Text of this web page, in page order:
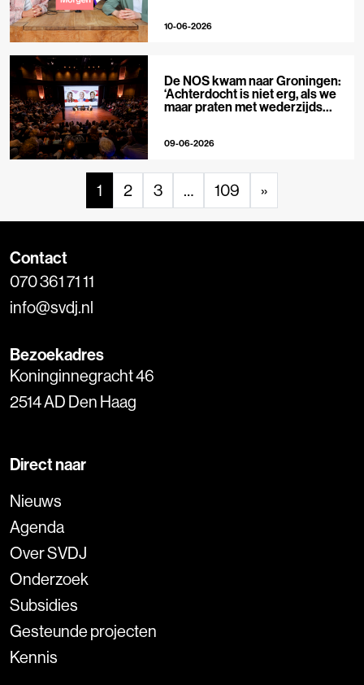
10-06-2026
De NOS kwam naar Groningen:
‘Achterdocht is niet erg, als we
maar praten met wederzijds
09-06-2026
1 2 3 … 109 »
Contact
070 361 71 11
info@svdj.nl
Bezoekadres
Koninginnegracht 46
2514 AD Den Haag
Direct naar
Nieuws
Agenda
Over SVDJ
Onderzoek
Subsidies
Gesteunde projecten
Kennis